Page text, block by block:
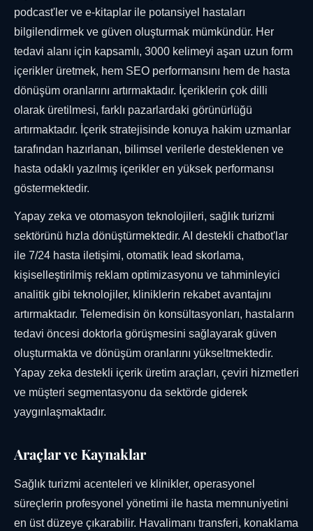
podcast'ler ve e-kitaplar ile potansiyel hastaları
bilgilendirmek ve güven oluşturmak mümkündür. Her
tedavi alanı için kapsamlı, 3000 kelimeyi aşan uzun form
içerikler üretmek, hem SEO performansını hem de hasta
dönüşüm oranlarını artırmaktadır. İçeriklerin çok dilli
olarak üretilmesi, farklı pazarlardaki görünürlüğü
artırmaktadır. İçerik stratejisinde konuya hakim uzmanlar
tarafından hazırlanan, bilimsel verilerle desteklenen ve
hasta odaklı yazılmış içerikler en yüksek performansı
göstermektedir.
Yapay zeka ve otomasyon teknolojileri, sağlık turizmi
sektörünü hızla dönüştürmektedir. AI destekli chatbot'lar
ile 7/24 hasta iletişimi, otomatik lead skorlama,
kişiselleştirilmiş reklam optimizasyonu ve tahminleyici
analitik gibi teknolojiler, kliniklerin rekabet avantajını
artırmaktadır. Telemedisin ön konsültasyonları, hastaların
tedavi öncesi doktorla görüşmesini sağlayarak güven
oluşturmakta ve dönüşüm oranlarını yükseltmektedir.
Yapay zeka destekli içerik üretim araçları, çeviri hizmetleri
ve müşteri segmentasyonu da sektörde giderek
yaygınlaşmaktadır.
Araçlar ve Kaynaklar
Sağlık turizmi acenteleri ve klinikler, operasyonel
süreçlerin profesyonel yönetimi ile hasta memnuniyetini
en üst düzeye çıkarabilir. Havalimanı transferi, konaklama